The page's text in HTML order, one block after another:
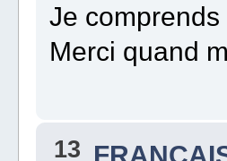
Je comprends
Merci quand
13